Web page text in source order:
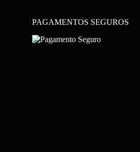
PAGAMENTOS SEGUROS